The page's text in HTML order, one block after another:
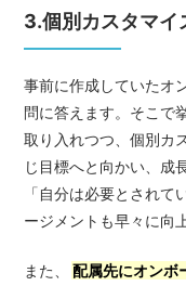
3.個別カスタマイ
事前に作成していたオ
問に答えます。そこで
取り入れつつ、個別カ
じ目標へと向かい、成
「自分は必要とされ
ージメントも早々に向
また、
配属先にオンボ